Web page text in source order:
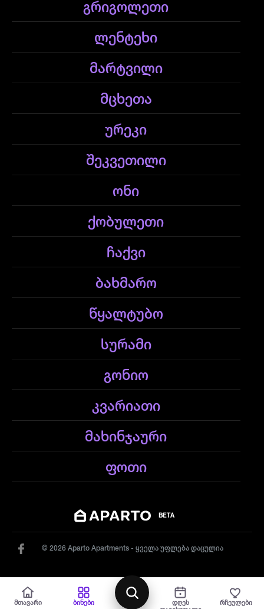
მთავარი ბინები
დღეს
რჩეულები
რუქა
გრიგოლეთი
ლენტეხი
მარტვილი
მცხეთა
ურეკი
შეკვეთილი
ონი
ქობულეთი
ჩაქვი
ბახმარო
წყალტუბო
სურამი
გონიო
კვარიათი
მახინჯაური
ფოთი
BETA
© 2026 Aparto Apartments - ყველა უფლება დაცულია